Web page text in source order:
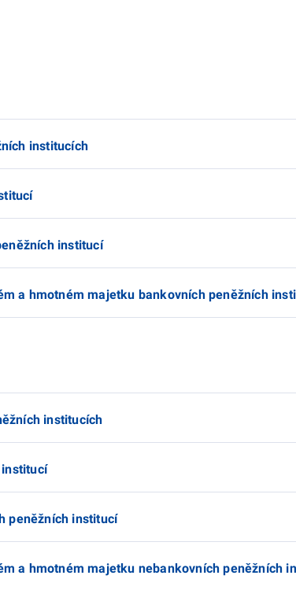
institucích
institucí
a hmotném majetku bankovních peněžních
institucích
institucí
peněžních institucí
a hmotném majetku nebankovních peněžních